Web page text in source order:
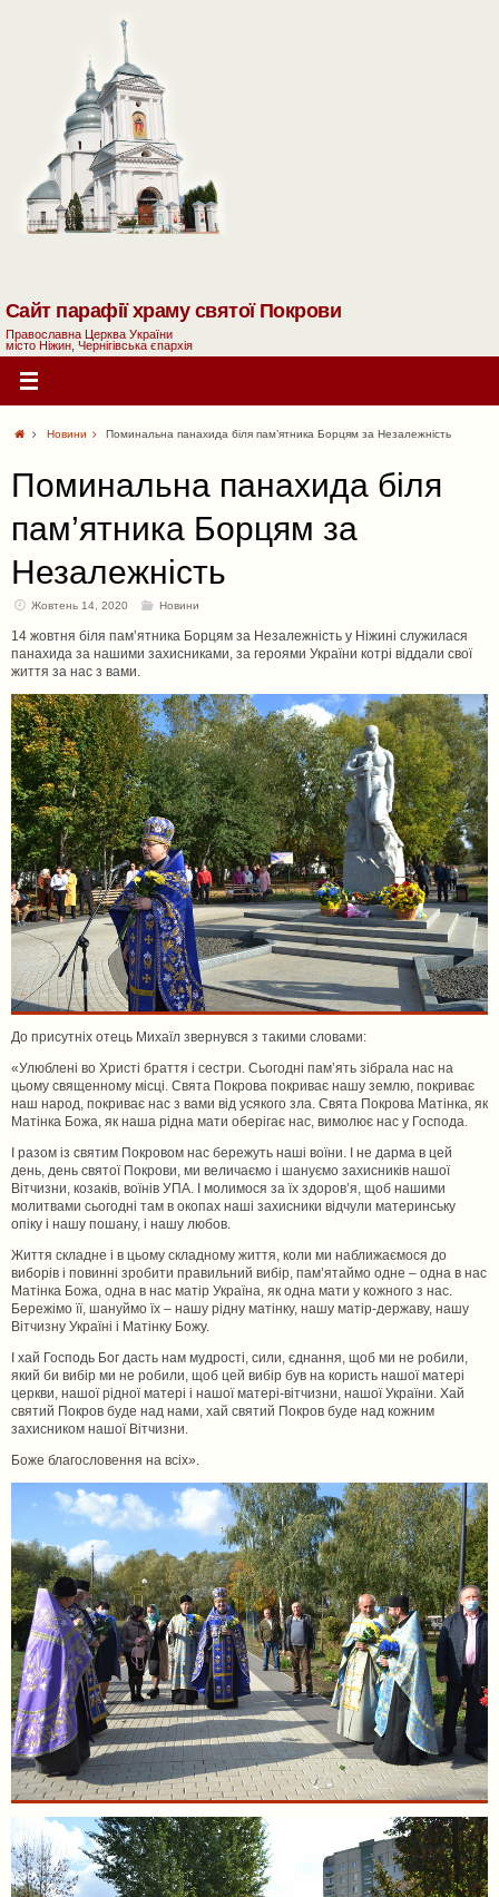
Сайт парафії храму святої Покрови
Православна Церква України
місто Ніжин, Чернігівська єпархія
Новини Поминальна панахида біля пам’ятника Борцям за Незалежність
Поминальна панахида біля
пам’ятника Борцям за
Незалежність
Жовтень 14, 2020 Новини
14 жовтня біля пам’ятника Борцям за Незалежність у Ніжині служилася
панахида за нашими захисниками, за героями України котрі віддали свої
життя за нас з вами.
До присутніх отець Михаїл звернувся з такими словами:
«Улюблені во Христі браття і сестри. Сьогодні пам’ять зібрала нас на
цьому священному місці. Свята Покрова покриває нашу землю, покриває
наш народ, покриває нас з вами від усякого зла. Свята Покрова Матінка, як
Матінка Божа, як наша рідна мати оберігає нас, вимолює нас у Господа.
І разом із святим Покровом нас бережуть наші воїни. І не дарма в цей
день, день святої Покрови, ми величаємо і шануємо захисників нашої
Вітчизни, козаків, воїнів УПА. І молимося за їх здоров’я, щоб нашими
молитвами сьогодні там в окопах наші захисники відчули материнську
опіку і нашу пошану, і нашу любов.
Життя складне і в цьому складному життя, коли ми наближаємося до
виборів і повинні зробити правильний вибір, пам’ятаймо одне – одна в нас
Матінка Божа, одна в нас матір Україна, як одна мати у кожного з нас.
Бережімо її, шануймо їх – нашу рідну матінку, нашу матір-державу, нашу
Вітчизну Україні і Матінку Божу.
І хай Господь Бог дасть нам мудрості, сили, єднання, щоб ми не робили,
який би вибір ми не робили, щоб цей вибір був на користь нашої матері
церкви, нашої рідної матері і нашої матері-вітчизни, нашої України. Хай
святий Покров буде над нами, хай святий Покров буде над кожним
захисником нашої Вітчизни.
Боже благословення на всіх».